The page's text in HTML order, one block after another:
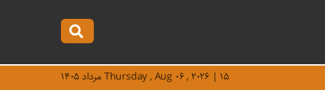
Thursday , Aug ۰۶ , ۲۰۲۶ | ۱۵ مرداد ۱۴۰۵